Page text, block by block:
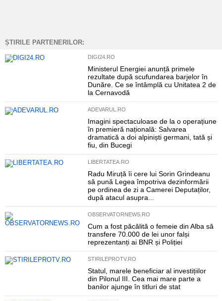
ȘTIRILE PARTENERILOR:
DIGI24.RO
Ministerul Energiei anunță primele
rezultate după scufundarea barjelor în
Dunăre. Ce se întâmplă cu Unitatea 2 de
la Cernavodă
ADEVARUL.RO
Imagini spectaculoase de la o operațiune
în premieră națională: Salvarea
dramatică a doi alpiniști germani, tată și
fiu, din Bucegi
LIBERTATEA.RO
Radu Miruță îi cere lui Sorin Grindeanu
să pună Legea împotriva dezinformării
pe ordinea de zi a Camerei Deputaților,
după atacul asupra...
OBSERVATORNEWS.RO
Cum a fost păcălită o femeie din Alba să
transfere 70.000 de lei unor falși
reprezentanți ai BNR și Poliției
STIRILEPROTV.RO
Statul, marele beneficiar al investițiilor
din Pilonul III. Cea mai mare parte a
banilor ajunge în titluri de stat